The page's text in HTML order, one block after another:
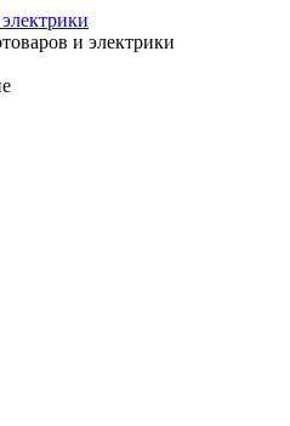
и электрики